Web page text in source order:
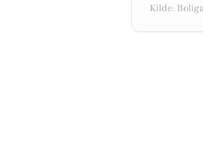
Kilde: